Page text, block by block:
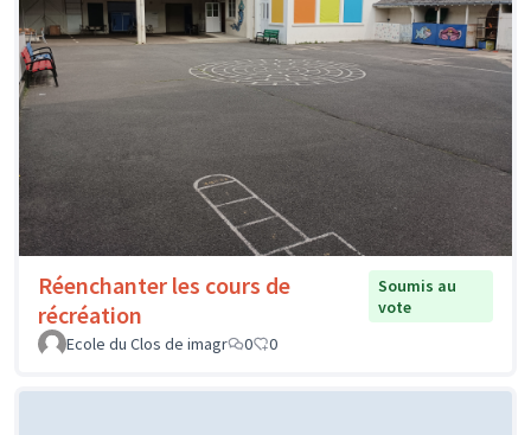
Réenchanter les cours de
récréation
Soumis au
vote
Ecole du Clos de imagr
0 0